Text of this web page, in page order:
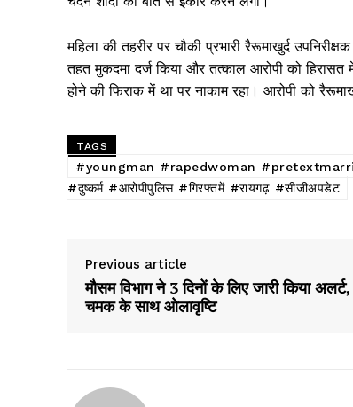
महिला की तहरीर पर चौकी प्रभारी रैरूमाखुर्द
तहत मुकदमा दर्ज किया और तत्काल आरोपी को
होने की फिराक में था पर नाकाम रहा। आरोपी को
TAGS
#youngman #rapedwoman
#दुष्कर्म #आरोपीपुलिस #गिरफ्तमें #रायगढ़ #सीजीअपडेट
Previous article
मौसम विभाग ने 3 दिनों के लिए जारी किया
चमक के साथ ओलावृष्टि